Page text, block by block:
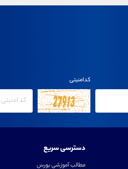
کدامنیتی
دسترسی سریع
مطالب آموزشی بورس